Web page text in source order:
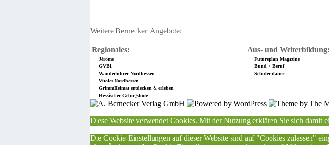
Weitere Bernecker-Angebote:
Regionales: Aus- und Weiterbildung:
Jérôme Futureplan Magazine
GVBl.
Bund + Beruf
Wanderführer Nordhessen
Schülerplaner
Vitales Nordhessen
GrimmHeimat entdecken & erleben
Hessischer Gebirgsbote
Diese Website verwendet Cookies. Mit der Nutzung erklären Sie sich damit
Die Cookie-Einstellungen auf dieser Website sind auf "Cookies zulassen"